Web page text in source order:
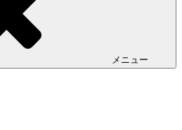
メニュー